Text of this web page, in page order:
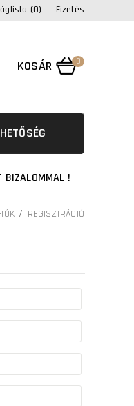
(0) Fizetés
KOSÁR 0
BIZALOMMAL !
REGISZTRÁCIÓ